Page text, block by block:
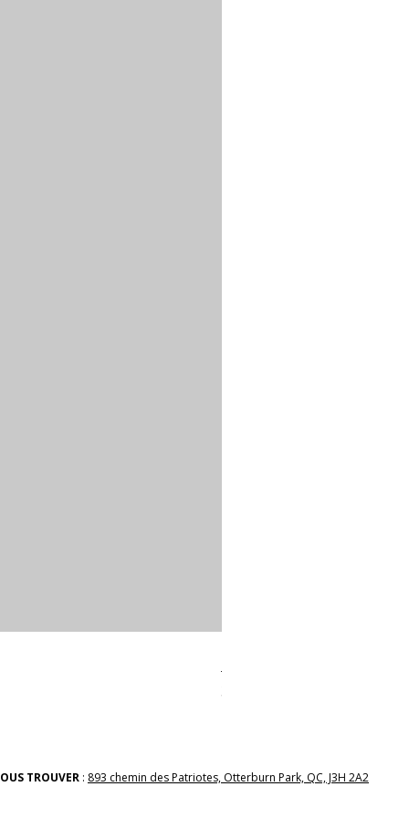
Prix
38,00 $
TROUVER : 893 chemin des Patriotes, Otterburn Park, QC, J3H 2A2